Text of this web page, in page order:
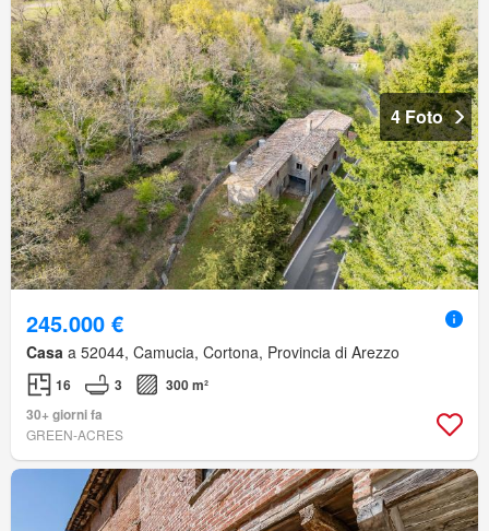
4 Foto
245.000 €
Casa a 52044, Camucia, Cortona, Provincia di Arezzo
16 3
300 m²
30+ giorni fa
GREEN-ACRES